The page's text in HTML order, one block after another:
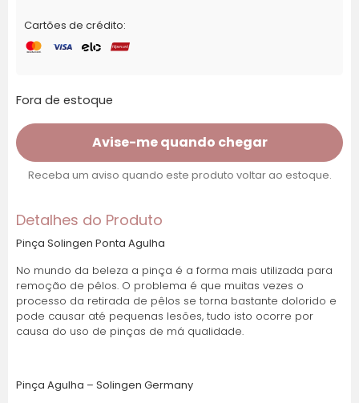
Cartões de crédito:
Fora de estoque
Avise-me quando chegar
Receba um aviso quando este produto voltar ao estoque.
Detalhes do Produto
Pinça Solingen Ponta Agulha
No mundo da beleza a pinça é a forma mais utilizada para
remoção de pêlos. O problema é que muitas vezes o
processo da retirada de pêlos se torna bastante dolorido e
pode causar até pequenas lesões, tudo isto ocorre por
causa do uso de pinças de má qualidade.
Pinça Agulha – Solingen Germany